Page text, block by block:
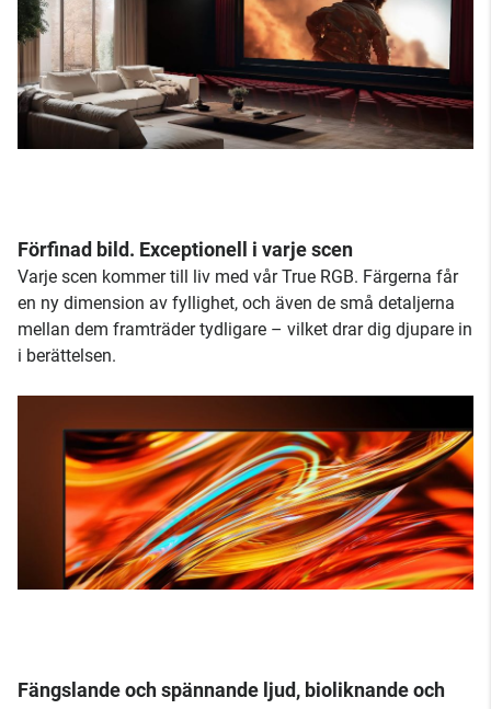
Förfinad bild. Exceptionell i varje scen
Varje scen kommer till liv med vår True RGB. Färgerna får
en ny dimension av fyllighet, och även de små detaljerna
mellan dem framträder tydligare – vilket drar dig djupare in
i berättelsen.
Fängslande och spännande ljud, bioliknande och